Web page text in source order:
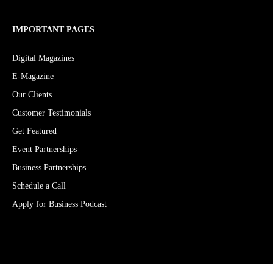
IMPORTANT PAGES
Digital Magazines
E-Magazine
Our Clients
Customer Testimonials
Get Featured
Event Partnerships
Business Partnerships
Schedule a Call
Apply for Business Podcast